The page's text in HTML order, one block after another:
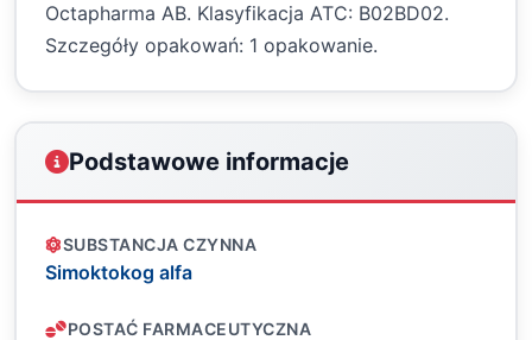
Octapharma AB. Klasyfikacja ATC: B02BD02.
Szczegóły opakowań: 1 opakowanie.
Podstawowe informacje
SUBSTANCJA CZYNNA
Simoktokog alfa
POSTAĆ FARMACEUTYCZNA